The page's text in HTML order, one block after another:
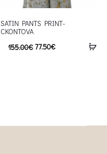
SATIN PANTS PRINT-
CKONTOVA
155.00€ 77.50€